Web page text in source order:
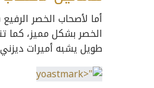
أما لأصحاب الخصر
الخصر بشكل مميز، كما
طويل يشبه أميرات